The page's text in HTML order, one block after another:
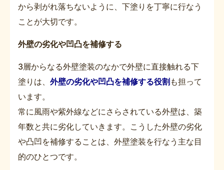
から剥がれ落ちないように、下塗りを丁寧に行なう
ことが大切です。
外壁の劣化や凹凸を補修する
3層からなる外壁塗装のなかで外壁に直接触れる下
塗りは、 外壁の劣化や凹凸を補修する役割も担って
います。
常に風雨や紫外線などにさらされている外壁は、築
年数と共に劣化していきます。こうした外壁の劣化
や凸凹を補修することは、外壁塗装を行なう主な目
的のひとつです。